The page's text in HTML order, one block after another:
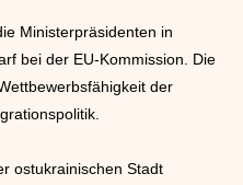
Ministerpräsidenten in
bei der EU-Kommission. Die
der
ostukrainischen Stadt